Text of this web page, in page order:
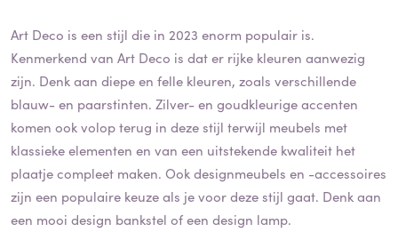
Art Deco is een stijl die in 2023 enorm populair is.
Kenmerkend van Art Deco is dat er rijke kleuren aanwezig
zijn. Denk aan diepe en felle kleuren, zoals verschillende
blauw- en paarstinten. Zilver- en goudkleurige accenten
komen ook volop terug in deze stijl terwijl meubels met
klassieke elementen en van een uitstekende kwaliteit het
plaatje compleet maken. Ook designmeubels en -accessoires
zijn een populaire keuze als je voor deze stijl gaat. Denk aan
een mooi design bankstel of een design lamp.